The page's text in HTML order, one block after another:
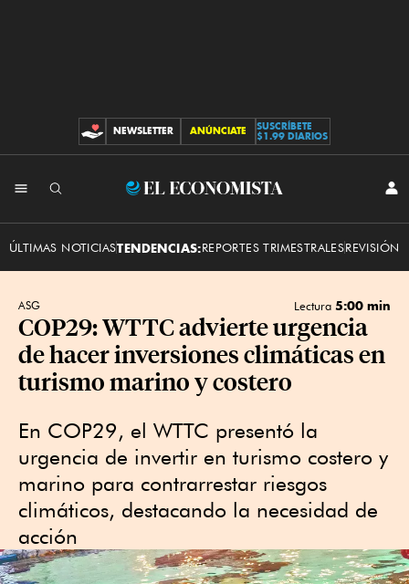
CONTRIBUCIONES
NEWSLETTER ANÚNCIATE
SUSCRÍBETE
$1.99 DIARIOS
El
ÚLTIMAS NOTICIASTENDENCIAS:REPORTES TRIMESTRALESREVISIÓN
ASG Lectura 5:00 min
COP29: WTTC advierte urgencia
de hacer inversiones climáticas en
turismo marino y costero
En COP29, el WTTC presentó la
urgencia de invertir en turismo costero y
marino para contrarrestar riesgos
climáticos, destacando la necesidad de
acción